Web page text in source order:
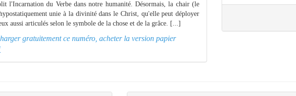
l'Incarnation du Verbe dans notre humanité. Désormais, la chair (le
unie à la divinité dans le Christ, qu'elle peut déployer
aussi articulés selon le symbole de la chose et de la grâce. [...]
gratuitement ce numéro, acheter la version papier